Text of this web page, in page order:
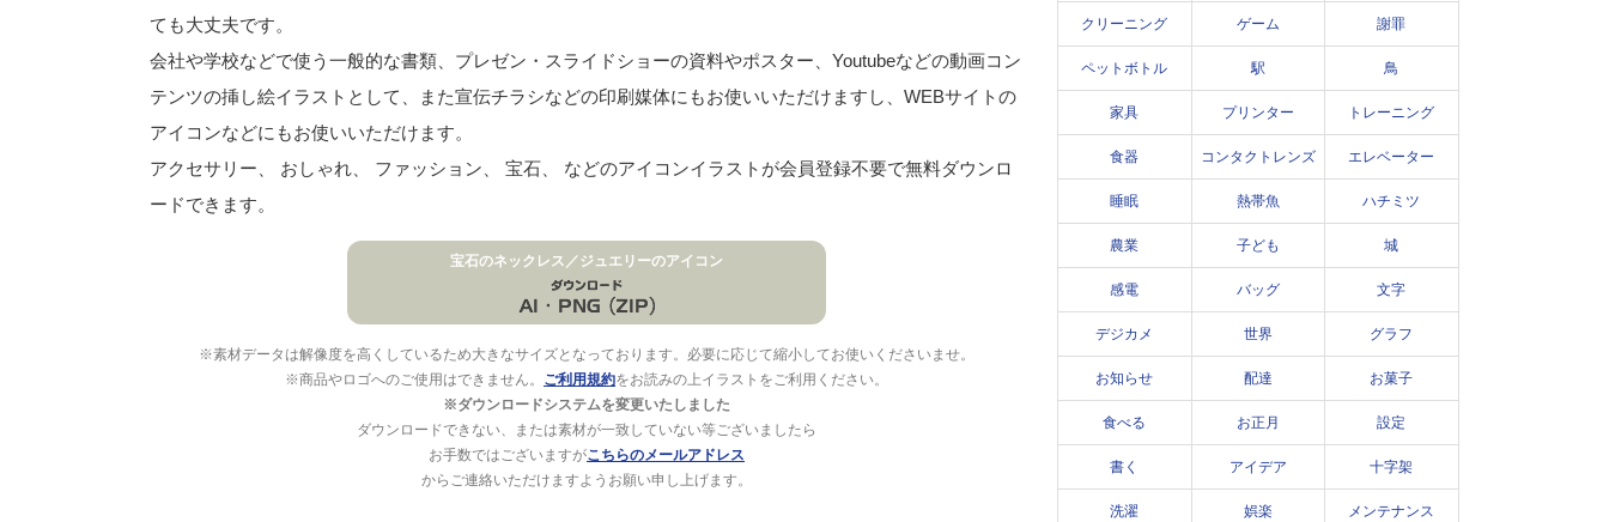
ても大丈夫です。
会社や学校などで使う一般的な書類、プレゼン・スライドショーの資料やポスター、Youtubeなどの動画コン
テンツの挿し絵イラストとして、また宣伝チラシなどの印刷媒体にもお使いいただけますし、WEBサイトの
アイコンなどにもお使いいただけます。
アクセサリー、 おしゃれ、 ファッション、 宝石、 などのアイコンイラストが会員登録不要で無料ダウンロ
ードできます。
宝石のネックレス／ジュエリーのアイコン
※素材データは解像度を高くしているため大きなサイズとなっております。必要に応じて縮小してお使いくださいませ。
※商品やロゴへのご使用はできません。 ご利用規約をお読みの上イラストをご利用ください。
※ダウンロードシステムを変更いたしました
ダウンロードできない、または素材が一致していない等ございましたら
お手数ではございますがこちらのメールアドレス
からご連絡いただけますようお願い申し上げます。
クリーニング ゲーム 謝罪
ペットボトル 駅 鳥
家具 プリンター トレーニング
食器 コンタクトレンズ エレベーター
睡眠 熱帯魚 ハチミツ
農業 子ども 城
感電 バッグ 文字
デジカメ 世界 グラフ
お知らせ 配達 お菓子
食べる お正月 設定
書く アイデア 十字架
洗濯 娯楽 メンテナンス